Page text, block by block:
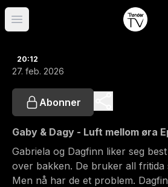
Åpne hovedmeny
20:12
27. feb. 2026
Abonner
Gaby & Dagy - Luft mellom øra
Gabriela og Dagfinn liker seg
over bakken. De bruker all fritida si på paragliding.
Men nå har de et problem. Dagfinn har skada